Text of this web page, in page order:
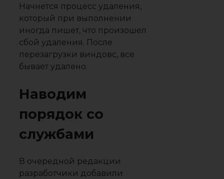
Начнется процесс удаления,
который при выполнении
иногда пишет, что произошел
сбой удаления. После
перезагрузки виндовс, все
бывает удалено.
Наводим
порядок со
службами
В очередной редакции
разработчики добавили